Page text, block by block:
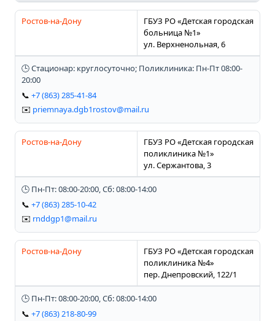
Ростов-на-Дону
ГБУЗ РО «Детская городская
больница №1»
ул. Верхненольная, 6
🕒 Стационар: круглосуточно; Поликлиника: Пн-Пт 08:00-
20:00
📞 +7 (863) 285-41-84
✉️ priemnaya.dgb1rostov@mail.ru
Ростов-на-Дону
ГБУЗ РО «Детская городская
поликлиника №1»
ул. Сержантова, 3
🕒 Пн-Пт: 08:00-20:00, Сб: 08:00-14:00
📞 +7 (863) 285-10-42
✉️ rnddgp1@mail.ru
Ростов-на-Дону
ГБУЗ РО «Детская городская
поликлиника №4»
пер. Днепровский, 122/1
🕒 Пн-Пт: 08:00-20:00, Сб: 08:00-14:00
📞 +7 (863) 218-80-99